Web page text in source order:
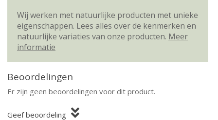
Wij werken met natuurlijke producten met unieke
eigenschappen. Lees alles over de kenmerken en
natuurlijke variaties van onze producten. Meer
informatie
Beoordelingen
Er zijn geen beoordelingen voor dit product.
Geef beoordeling